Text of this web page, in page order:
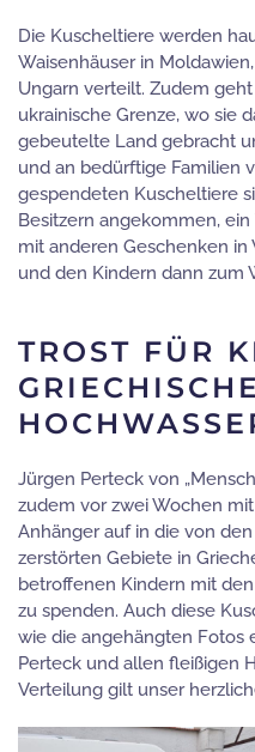
Die Kuscheltiere werden
Waisenhäuser in
Ungarn verteilt. Zudem
ukrainische Grenze, wo sie
gebeutelte Land gebracht
und an bedürftige Familien
gespendeten Kuscheltiere
Besitzern angekommen,
mit anderen Geschenken
und den Kindern dann zum
TROST FÜR
Jürgen Perteck von
zudem vor zwei Wochen
Anhänger auf in die von
zerstörten Gebiete in
betroffenen Kindern mit
zu spenden. Auch diese
wie die angehängten Fotos
Perteck und allen fleißigen
Verteilung gilt unser